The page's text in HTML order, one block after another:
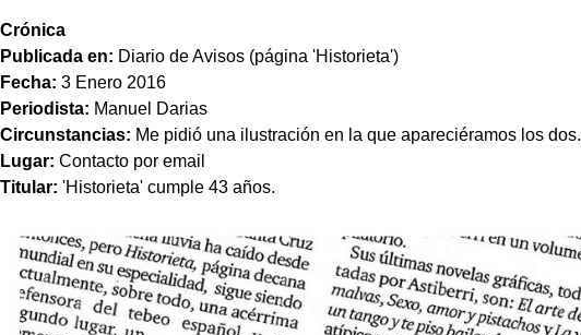
Crónica
Publicada en: Diario de Avisos (página 'Historieta')
Fecha: 3 Enero 2016
Periodista: Manuel Darias
Circunstancias: Me pidió una ilustración en la que apareciéramos los dos.
Lugar: Contacto por email
Titular: 'Historieta' cumple 43 años.